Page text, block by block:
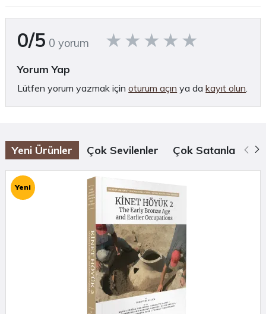
ziyaret etmeyi unutmayın.
İçindekiler:
Önsöz / Foreword
Fibulalar / Fibulae
İğneler / Pins
Aynalar / Mirrors
Tıp Aletleri / Medical Instruments
Kaşıklar / Scoops
Kaplar / Vessels
Buhurdanlıklar / Incense Burners
Kandiller / Oil Lamps
0/5 0 yorum
Yorum Yap
Lütfen yorum yazmak içinoturum açın ya dakayıt olun.
Yeni Ürünler Çok Sevilenler Çok Satanlar
Yeni